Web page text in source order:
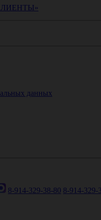
данных
8-914-329-38-80 8-914-329-